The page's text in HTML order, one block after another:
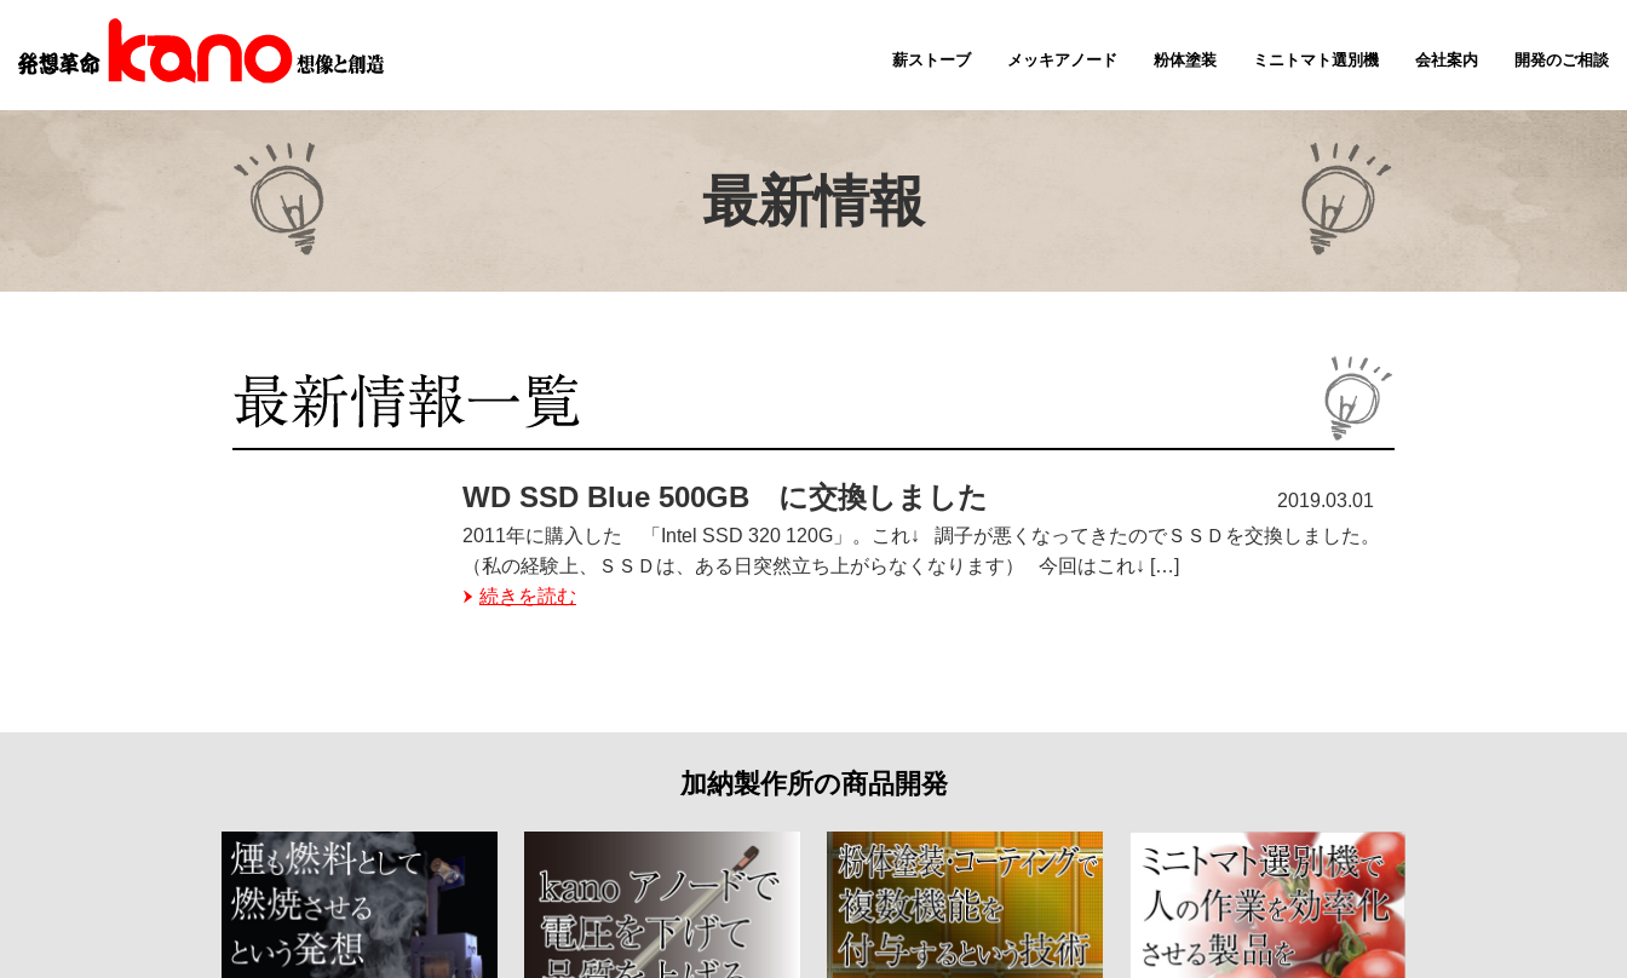
開発のご相談
会社案内
ミニトマト選別機
粉体塗装
メッキアノード
薪ストーブ
最新情報
WD SSD Blue 500GB に交換しました
2019.03.01
2011年に購入した 「Intel SSD 320 120G」。これ↓ 調子が悪くなってきたのでＳＳＤを交換しました。
（私の経験上、ＳＳＤは、ある日突然立ち上がらなくなります） 今回はこれ↓ […]
続きを読む
加納製作所の商品開発